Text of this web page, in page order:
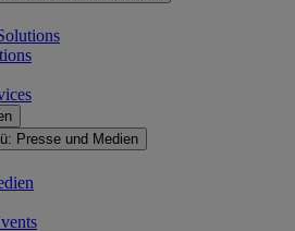
Presse und Medien